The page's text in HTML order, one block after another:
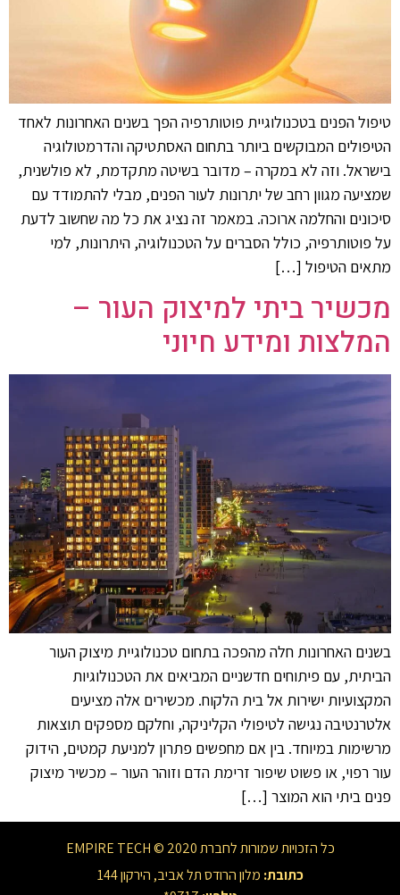
טיפול הפנים בטכנולוגיית פוטותרפיה הפך בשנים האחרונות לאחד
הטיפולים המבוקשים ביותר בתחום האסתטיקה והדרמטולוגיה
בישראל. וזה לא במקרה – מדובר בשיטה מתקדמת, לא פולשנית,
שמציעה מגוון רחב של יתרונות לעור הפנים, מבלי להתמודד עם
סיכונים והחלמה ארוכה. במאמר זה נציג את כל מה שחשוב לדעת
על פוטותרפיה, כולל הסברים על הטכנולוגיה, היתרונות, למי
מתאים הטיפול […]
מכשיר ביתי למיצוק העור –
המלצות ומידע חיוני
בשנים האחרונות חלה מהפכה בתחום טכנולוגיית מיצוק העור
הביתית, עם פיתוחים חדשניים המביאים את הטכנולוגיות
המקצועיות ישירות אל בית הלקוח. מכשירים אלה מציעים
אלטרנטיבה נגישה לטיפולי הקליניקה, וחלקם מספקים תוצאות
מרשימות במיוחד. בין אם מחפשים פתרון למניעת קמטים, הידוק
עור רפוי, או פשוט שיפור זרימת הדם וזוהר העור – מכשיר מיצוק
פנים ביתי הוא המוצר […]
כל הזכויות שמורות לחברת EMPIRE TECH © 2020
כתובת: מלון הרודס תל אביב, הירקון 144